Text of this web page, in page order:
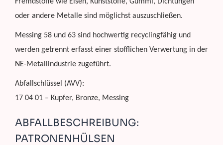
oder andere Metalle sind möglichst auszuschließen.
Messing 58 und 63 sind hochwertig recyclingfähig und
werden getrennt erfasst einer stofflichen Verwertung in der
NE-Metallindustrie zugeführt.
Abfallschlüssel (AVV):
17 04 01 – Kupfer, Bronze, Messing
ABFALLBESCHREIBUNG:
PATRONENHÜLSEN